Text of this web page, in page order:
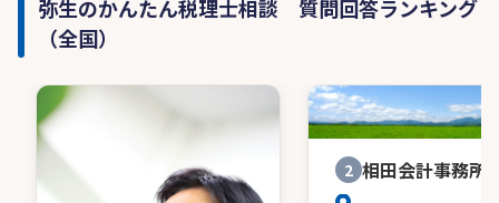
弥生のかんたん税理士相談 質問回答ランキング
（全国）
2 相田会計事務所